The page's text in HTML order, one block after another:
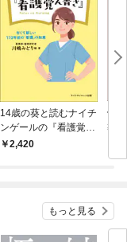
14歳の葵と読むナイチ
ンゲールの『看護覚え
書き』―古くて新しい
2,420
骨
導
もっと見る